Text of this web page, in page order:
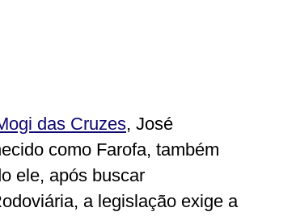
das Cruzes, José
como Farofa, também
ele, após buscar
a legislação exige a